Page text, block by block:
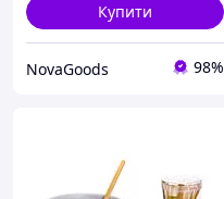
Купити
NovaGoods 98%